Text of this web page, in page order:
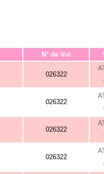
N° de Vol
026322
026322
026322
026322